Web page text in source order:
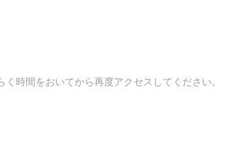
時間をおいてから再度アクセスしてください。